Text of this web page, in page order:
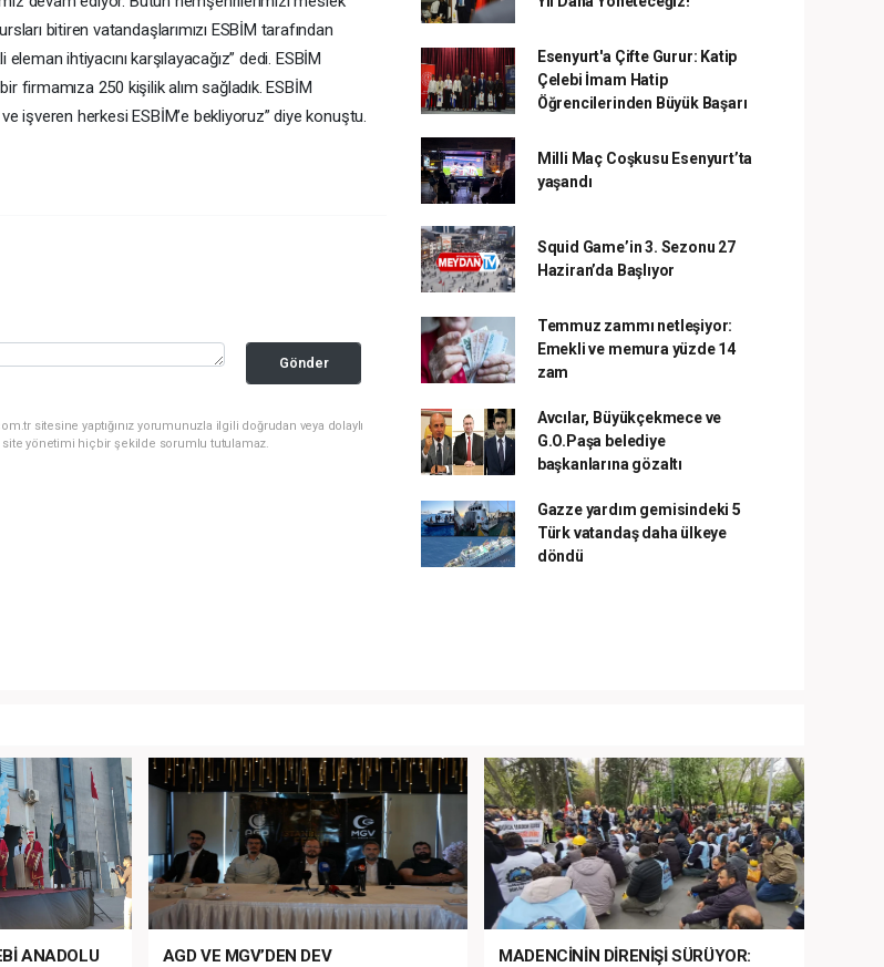
bitiren vatandaşlarımızı ESBİM tarafından
ihtiyacını karşılayacağız” dedi. ESBİM
firmamıza 250 kişilik alım sağladık. ESBİM
işveren herkesi ESBİM’e bekliyoruz” diye konuştu.
Gönder
sitesine yaptığınız yorumunuzla ilgili doğrudan veya dolaylı
site yönetimi hiçbir şekilde sorumlu tutulamaz.
Esenyurt'a Çifte Gurur: Katip
Çelebi İmam Hatip
Öğrencilerinden Büyük Başarı
Milli Maç Coşkusu Esenyurt’ta
yaşandı
Squid Game’in 3. Sezonu 27
Haziran’da Başlıyor
Temmuz zammı netleşiyor:
Emekli ve memura yüzde 14
zam
Avcılar, Büyükçekmece ve
G.O.Paşa belediye
başkanlarına gözaltı
Gazze yardım gemisindeki 5
Türk vatandaş daha ülkeye
döndü
ANADOLU
AGD VE MGV’DEN DEV
MADENCİNİN DİRENİŞİ SÜRÜYOR: